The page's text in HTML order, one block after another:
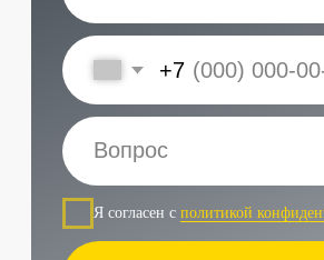
Наши контакты
START